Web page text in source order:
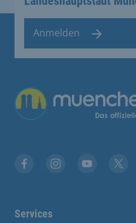
Anmelden
Übergreifende
Services